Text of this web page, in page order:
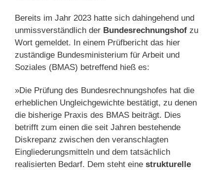
Bereits im Jahr 2023 hatte sich dahingehend und
unmissverständlich der Bundesrechnungshof zu
Wort gemeldet. In einem Prüfbericht das hier
zuständige Bundesministerium für Arbeit und
Soziales (BMAS) betreffend hieß es:
»Die Prüfung des Bundesrechnungshofes hat die
erheblichen Ungleichgewichte bestätigt, zu denen
die bisherige Praxis des BMAS beiträgt. Dies
betrifft zum einen die seit Jahren bestehende
Diskrepanz zwischen den veranschlagten
Eingliederungsmitteln und dem tatsächlich
realisierten Bedarf. Dem steht eine strukturelle